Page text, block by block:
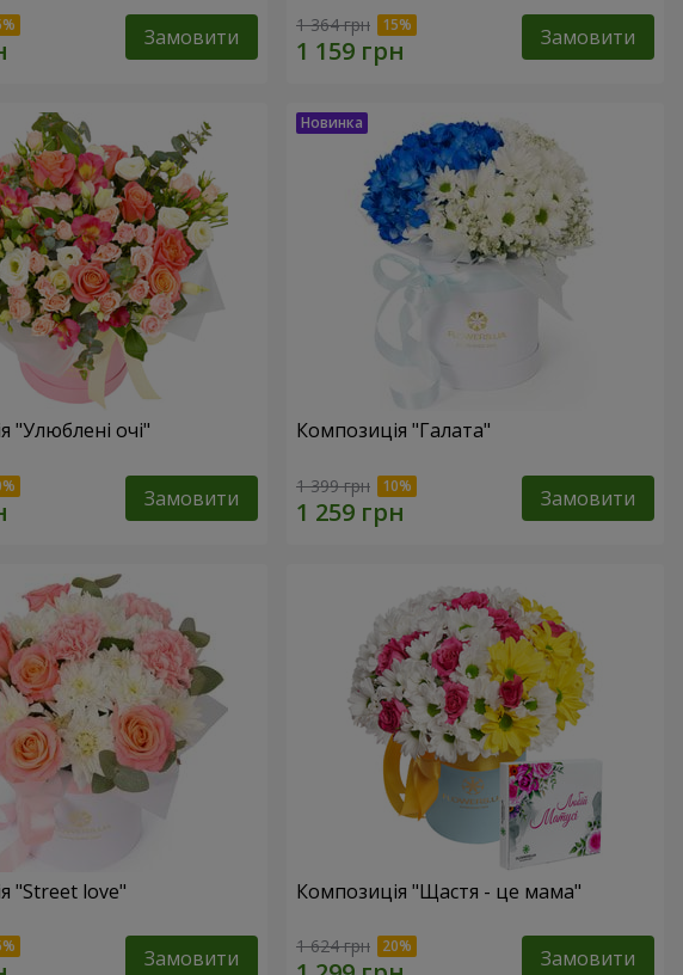
Замовити 1 364 грн Замовити
"Улюблені очі"
Замовити
Композиція "Галата"
1 399 грн Замовити
"Street love"
Замовити
Композиція "Щастя - це мама"
1 624 грн Замовити